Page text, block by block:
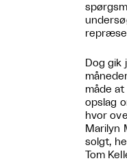
Dog
måde
opslag
hvor
Marilyn
solgt,
Tom